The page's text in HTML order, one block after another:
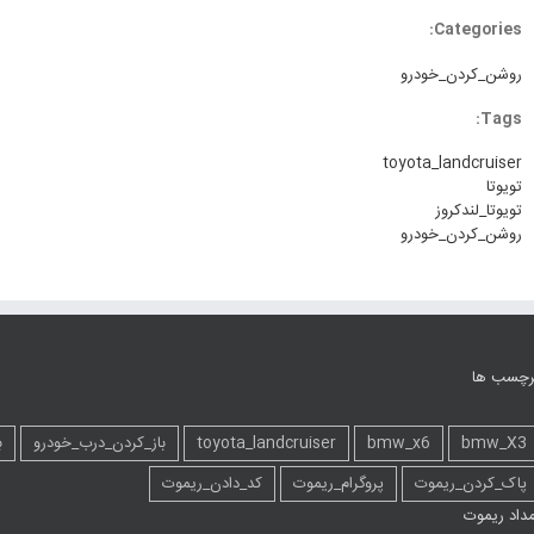
Categories:
روشن_کردن_خودرو
Tags:
toyota_landcruiser
تویوتا
تویوتا_لندکروز
روشن_کردن_خودرو
ها
bmw_X3
bmw_x6
toyota_landcruiser باز_کردن_درب_خودرو
پاک_کردن_ریموت
پروگرام_ریموت
کد_دادن_ریموت
ریموت